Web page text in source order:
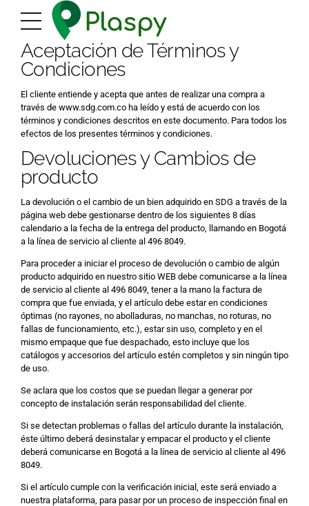
Aceptación de Términos y
Condiciones
El cliente entiende y acepta que antes de realizar una compra a
través de www.sdg.com.co ha leído y está de acuerdo con los
términos y condiciones descritos en este documento. Para todos los
efectos de los presentes términos y condiciones.
Devoluciones y Cambios de
producto
La devolución o el cambio de un bien adquirido en SDG a través de la
página web debe gestionarse dentro de los siguientes 8 días
calendario a la fecha de la entrega del producto, llamando en Bogotá
a la línea de servicio al cliente al 496 8049.
Para proceder a iniciar el proceso de devolución o cambio de algún
producto adquirido en nuestro sitio WEB debe comunicarse a la línea
de servicio al cliente al 496 8049, tener a la mano la factura de
compra que fue enviada, y el artículo debe estar en condiciones
óptimas (no rayones, no abolladuras, no manchas, no roturas, no
fallas de funcionamiento, etc.), estar sin uso, completo y en el
mismo empaque que fue despachado, esto incluye que los
catálogos y accesorios del artículo estén completos y sin ningún tipo
de uso.
Se aclara que los costos que se puedan llegar a generar por
concepto de instalación serán responsabilidad del cliente.
Si se detectan problemas o fallas del artículo durante la instalación,
éste último deberá desinstalar y empacar el producto y el cliente
deberá comunicarse en Bogotá a la línea de servicio al cliente al 496
8049.
Si el artículo cumple con la verificación inicial, este será enviado a
nuestra plataforma, para pasar por un proceso de inspección final en